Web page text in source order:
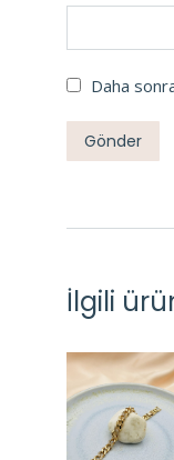
Daha
İlgili